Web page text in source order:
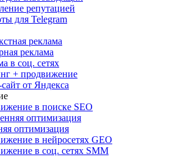
репутацией
для Telegram
реклама
реклама
в соц. сетях
+ продвижение
от Яндекса
в поиске SEO
оптимизация
оптимизация
в нейросетях GEO
в соц. сетях SMM